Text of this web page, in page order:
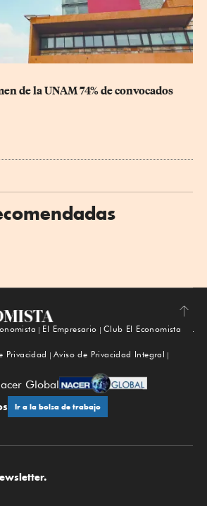
de la UNAM 74% de convocados
Subir
El Empresario
Club El Economista
Privacidad
Aviso de Privacidad Integral
Global
Ir a la bolsa de trabajo